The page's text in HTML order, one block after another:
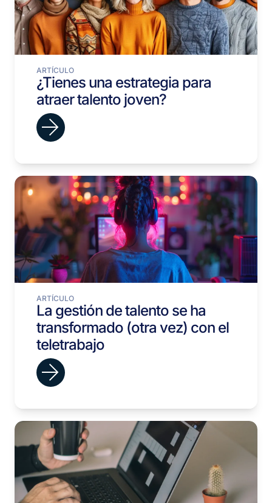
ARTÍCULO
¿Tienes una estrategia para
atraer talento joven?
ARTÍCULO
La gestión de talento se ha
transformado (otra vez) con el
teletrabajo